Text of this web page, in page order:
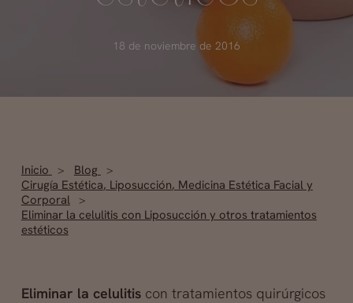
18 de noviembre de 2016
Inicio
Blog
Cirugía Estética, Liposucción, Medicina Estética Facial y
Corporal
Eliminar la celulitis con Liposucción y otros tratamientos
estéticos
Eliminar la celulitiscon tratamientos quirúrgicos